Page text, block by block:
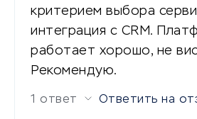
критерием выбора
интеграция с CRM.
работает хорошо, не
Рекомендую.
1 ответ Ответить на